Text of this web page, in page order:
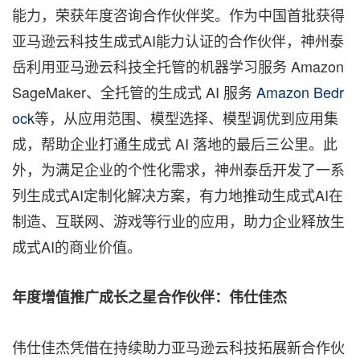
能力，荣获年度咨询合作伙伴奖。作为中国首批获得
亚马逊云科技生成式AI能力认证的合作伙伴，神州泰
岳利用亚马逊云科技全托管的机器学习服务 Amazon
SageMaker、全托管的生成式 AI 服务 Amazon Bedr
ock等，从应用范围、模型选择、模型调优到应用集
成，帮助企业打通生成式 AI 落地的最后三公里。此
外，为满足企业的个性化需求，神州泰岳开发了一系
列生成式AI定制化解决方案，有力地推动生成式AI在
制造、互联网、游戏等行业的应用，助力企业释放生
成式AI的商业价值。
年度增值推广成长之星合作伙伴：伟仕佳杰
伟仕佳杰凭借在持续助力亚马逊云科技拓展新合作伙